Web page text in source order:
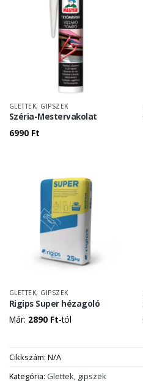
GLETTEK, GIPSZEK
Széria-Mestervakolat
6990 Ft
GLETTEK, GIPSZEK
Rigips Super hézagoló
Már: 2890 Ft-tól
Cikkszám: N/A
Kategória: Glettek, gipszek